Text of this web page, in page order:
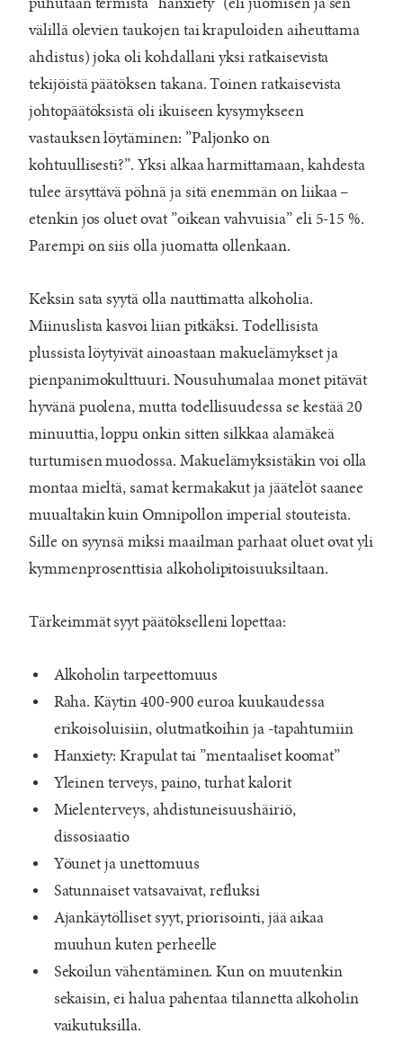
puhutaan termistä ”hanxiety” (eli juomisen ja sen
välillä olevien taukojen tai krapuloiden aiheuttama
ahdistus) joka oli kohdallani yksi ratkaisevista
tekijöistä päätöksen takana. Toinen ratkaisevista
johtopäätöksistä oli ikuiseen kysymykseen
vastauksen löytäminen: ”Paljonko on
kohtuullisesti?”. Yksi alkaa harmittamaan, kahdesta
tulee ärsyttävä pöhnä ja sitä enemmän on liikaa –
etenkin jos oluet ovat ”oikean vahvuisia” eli 5-15 %.
Parempi on siis olla juomatta ollenkaan.
Keksin sata syytä olla nauttimatta alkoholia.
Miinuslista kasvoi liian pitkäksi. Todellisista
plussista löytyivät ainoastaan makuelämykset ja
pienpanimokulttuuri. Nousuhumalaa monet pitävät
hyvänä puolena, mutta todellisuudessa se kestää 20
minuuttia, loppu onkin sitten silkkaa alamäkeä
turtumisen muodossa. Makuelämyksistäkin voi olla
montaa mieltä, samat kermakakut ja jäätelöt saanee
muualtakin kuin Omnipollon imperial stouteista.
Sille on syynsä miksi maailman parhaat oluet ovat yli
kymmenprosenttisia alkoholipitoisuuksiltaan.
Tärkeimmät syyt päätökselleni lopettaa:
Alkoholin tarpeettomuus
Raha. Käytin 400-900 euroa kuukaudessa
erikoisoluisiin, olutmatkoihin ja -tapahtumiin
Hanxiety: Krapulat tai ”mentaaliset koomat”
Yleinen terveys, paino, turhat kalorit
Mielenterveys, ahdistuneisuushäiriö,
dissosiaatio
Yöunet ja unettomuus
Satunnaiset vatsavaivat, refluksi
Ajankäytölliset syyt, priorisointi, jää aikaa
muuhun kuten perheelle
Sekoilun vähentäminen. Kun on muutenkin
sekaisin, ei halua pahentaa tilannetta alkoholin
vaikutuksilla.